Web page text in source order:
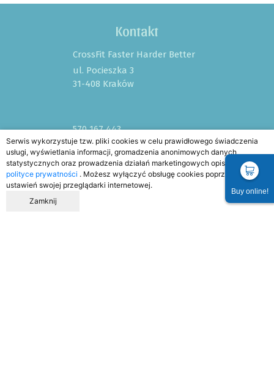
Jak pracujemy?
Kontakt
CrossFit Faster Harder Better
ul. Pocieszka 3
31-408 Kraków
570 167 443
j.pyczek@pracowniazdrowia.pl
Rejestracja online
Serwis wykorzystuje tzw. pliki cookies w celu prawidłowego świadczenia
usługi, wyświetlania informacji, gromadzenia anonimowych danych
statystycznych oraz prowadzenia działań marketingowych opisanych w
polityce prywatności . Możesz wyłączyć obsługę cookies poprzez zmianę
ustawień swojej przeglądarki internetowej.
Zamknij
Buy online!